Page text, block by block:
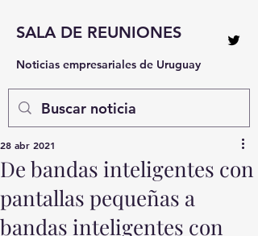
SALA DE REUNIONES
Noticias empresariales de Uruguay
De bandas inteligentes con
pantallas pequeñas a
bandas inteligentes con
28 abr 2021